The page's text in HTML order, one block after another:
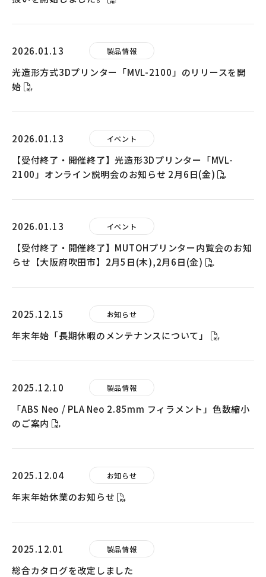
2026.01.13 製品情報
光造形方式3Dプリンター「MVL-2100」のリリースを開
始
2026.01.13 イベント
【受付終了・開催終了】光造形3Dプリンター「MVL-
2100」オンライン説明会のお知らせ 2月6日(金)
2026.01.13 イベント
【受付終了・開催終了】MUTOHプリンター内覧会のお知
らせ【大阪府吹田市】2月5日(木),2月6日(金)
2025.12.15 お知らせ
年末年始「長期休暇のメンテナンスについて」
2025.12.10 製品情報
「ABS Neo / PLA Neo 2.85mm フィラメント」色数縮小
のご案内
2025.12.04 お知らせ
年末年始休業のお知らせ
2025.12.01 製品情報
総合カタログを改定しました